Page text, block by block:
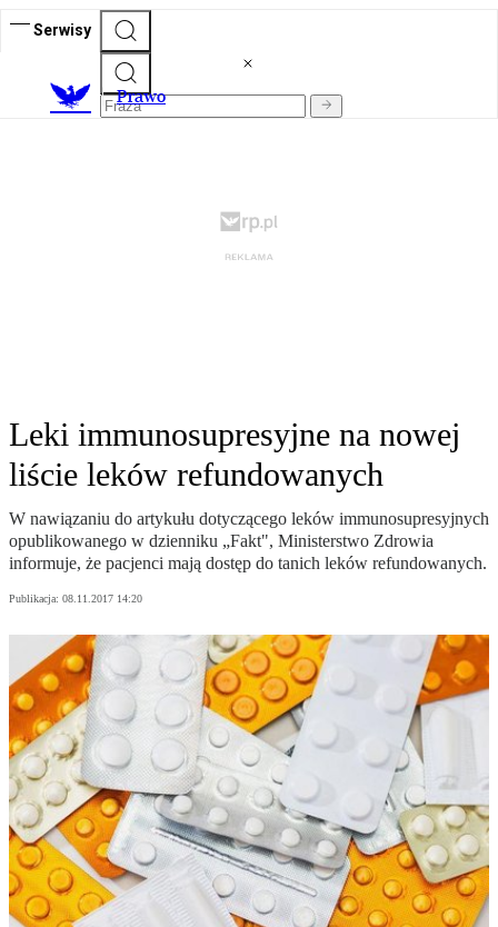
Serwisy
Prawo
Leki immunosupresyjne na nowej
liście leków refundowanych
W nawiązaniu do artykułu dotyczącego leków immunosupresyjnych
opublikowanego w dzienniku „Fakt", Ministerstwo Zdrowia
informuje, że pacjenci mają dostęp do tanich leków refundowanych.
Publikacja: 08.11.2017 14:20